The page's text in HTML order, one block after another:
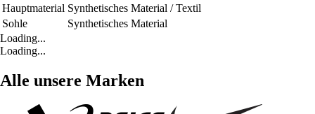
Hauptmaterial Synthetisches Material / Textil
Sohle
Synthetisches Material
Loading...
Loading...
Alle unsere Marken